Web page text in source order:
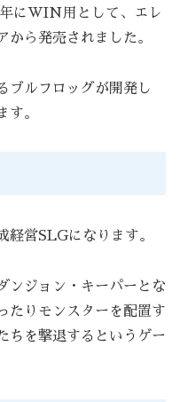
にWIN用として、エレ
から発売されました。
ブルフロッグが開発し
す。
経営SLGになります。
ンジョン・キーパーとな
たりモンスターを配置す
ちを撃退するというゲー